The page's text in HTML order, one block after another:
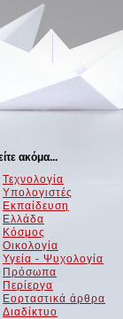
ακόμα...
Τεχνολογία
Υπολογιστές
Εκπαίδευση
Ελλάδα
Κόσμος
Οικολογία
Υγεία - Ψυχολογία
Πρόσωπα
Περίεργα
Εορταστικά άρθρα
Διαδίκτυο